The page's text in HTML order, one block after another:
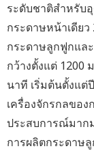
ระดับชาติสำหรับ
กระดาษหน้าเดียว
กระดาษลูกฟูกแล
กว้างตั้งแต่ 1200
นาที เริ่มต้นตั้งแต่
เครื่องจักรกลของ
ประสบการณ์มาก
การผลิตกระดาษ